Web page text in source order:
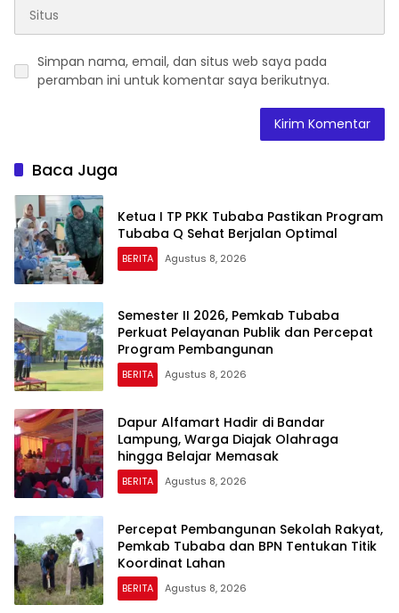
Simpan nama, email, dan situs web saya pada
peramban ini untuk komentar saya berikutnya.
Baca Juga
Ketua I TP PKK Tubaba Pastikan Program
Tubaba Q Sehat Berjalan Optimal
BERITA Agustus 8, 2026
Semester II 2026, Pemkab Tubaba
Perkuat Pelayanan Publik dan Percepat
Program Pembangunan
BERITA Agustus 8, 2026
Dapur Alfamart Hadir di Bandar
Lampung, Warga Diajak Olahraga
hingga Belajar Memasak
BERITA Agustus 8, 2026
Percepat Pembangunan Sekolah Rakyat,
Pemkab Tubaba dan BPN Tentukan Titik
Koordinat Lahan
BERITA Agustus 8, 2026